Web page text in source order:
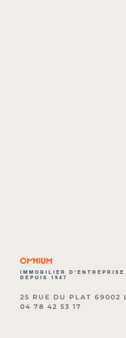
IMMOBILIER D’ENTREPRISE
DEPUIS 1947
25 RUE DU PLAT 69002
04 78 42 53 17